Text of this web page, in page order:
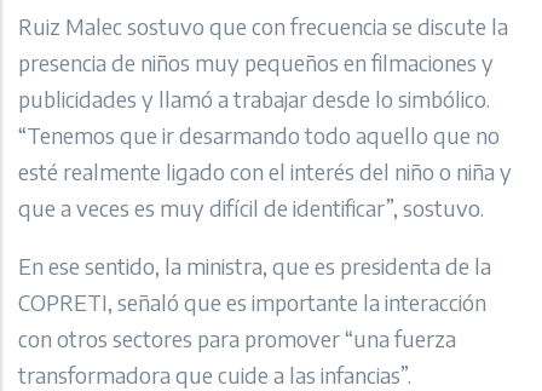
Ruiz Malec sostuvo que con frecuencia se discute la
presencia de niños muy pequeños en filmaciones y
publicidades y llamó a trabajar desde lo simbólico.
“Tenemos que ir desarmando todo aquello que no
esté realmente ligado con el interés del niño o niña y
que a veces es muy difícil de identificar”, sostuvo.
En ese sentido, la ministra, que es presidenta de la
COPRETI, señaló que es importante la interacción
con otros sectores para promover “una fuerza
transformadora que cuide a las infancias”.